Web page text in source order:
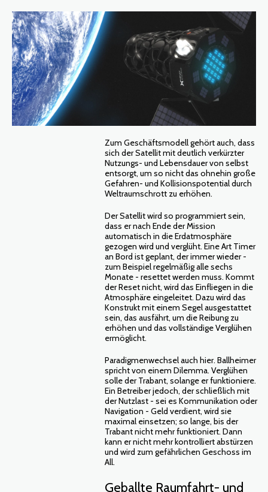
Zum Geschäftsmodell gehört auch, dass
sich der Satellit mit deutlich verkürzter
Nutzungs- und Lebensdauer von selbst
entsorgt, um so nicht das ohnehin große
Gefahren- und Kollisionspotential durch
Weltraumschrott zu erhöhen.
Der Satellit wird so programmiert sein,
dass er nach Ende der Mission
automatisch in die Erdatmosphäre
gezogen wird und verglüht. Eine Art Timer
an Bord ist geplant, der immer wieder -
zum Beispiel regelmäßig alle sechs
Monate - resettet werden muss. Kommt
der Reset nicht, wird das Einfliegen in die
Atmosphäre eingeleitet. Dazu wird das
Konstrukt mit einem Segel ausgestattet
sein, das ausfährt, um die Reibung zu
erhöhen und das vollständige Verglühen
ermöglicht.
Paradigmenwechsel auch hier. Ballheimer
spricht von einem Dilemma. Verglühen
solle der Trabant, solange er funktioniere.
Ein Betreiber jedoch, der schließlich mit
der Nutzlast - sei es Kommunikation oder
Navigation - Geld verdient, wird sie
maximal einsetzen; so lange, bis der
Trabant nicht mehr funktioniert. Dann
kann er nicht mehr kontrolliert abstürzen
und wird zum gefährlichen Geschoss im
All.
Geballte Raumfahrt- und